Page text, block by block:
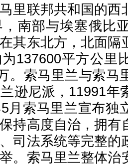
里联邦共和国的西
南部与埃塞俄比
其东北方，北面隔
137600平方公里
。索马里兰与索马
逊尼派，11991年
月索马里兰宣布独
持高度自治，拥有
司法系统等完整的
。索马里兰整体治